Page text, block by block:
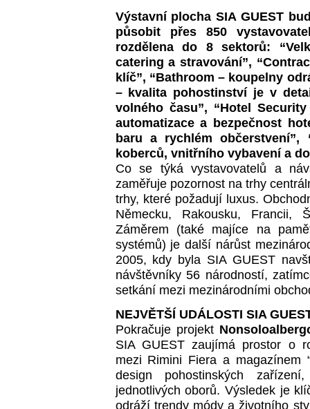
Výstavní plocha SIA GUEST
působit přes 850
rozdělena do 8 sektorů:
catering a stravování”,
klíč”, “Bathroom – koupelny
– kvalita pohostinství je v
volného času”, “Hotel
automatizace a bezpečnost
baru a rychlém občerstvení”,
koberců, vnitřního vybavení a
Co se týká vystavovatelů a
zaměřuje pozornost na trhy
trhy, které požadují luxus.
Německu, Rakousku, Francii,
Záměrem (také majíce na
systémů) je další nárůst
2005, kdy byla SIA GUEST
návštěvníky 56 národností,
setkání mezi mezinárodními
NEJVĚTŠÍ UDÁLOSTI SIA
Pokračuje projekt
SIA GUEST zaujímá prostor o
mezi Rimini Fiera a magazínem
design pohostinských
jednotlivých oborů. Výsledek je
odráží trendy módy a životního